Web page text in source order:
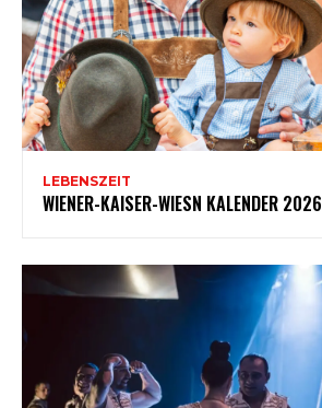
LEBENSZEIT
WIENER-KAISER-WIESN KALENDER 2026